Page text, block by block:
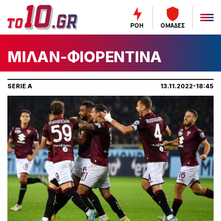
ΡΟΗ ΟΜΑΔΕΣ
ΜΙΛΑΝ-ΦΙΟΡΕΝΤΙΝΑ
SERIE A 13.11.2022-18:45